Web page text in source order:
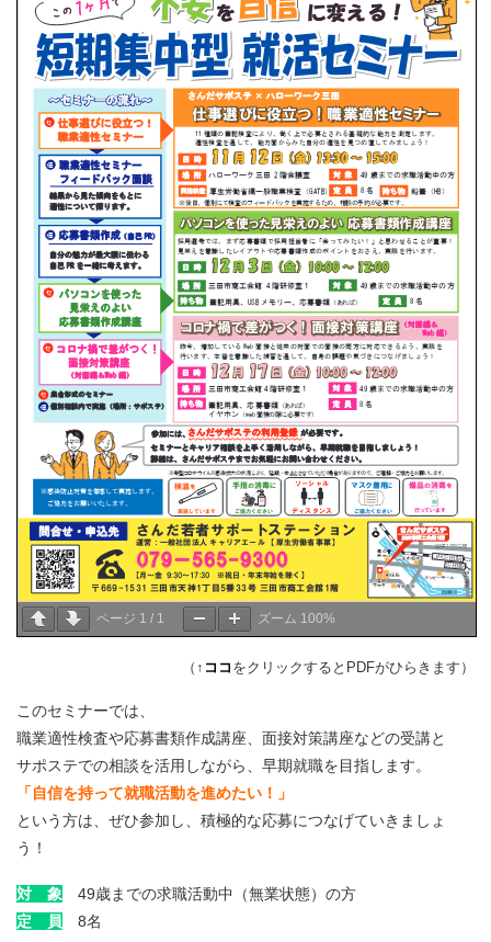
ページ 1 / 1 ズーム 100%
（↑ ココ をクリックするとPDFがひらきます）
このセミナーでは、
職業適性検査や応募書類作成講座、面接対策講座などの受講と
サポステでの相談を活用しながら、早期就職を目指します。
「自信を持って就職活動を進めたい！」
という方は、ぜひ参加し、積極的な応募につなげていきましょ
う！
対 象 49歳までの求職活動中（無業状態）の方
定 員 8名